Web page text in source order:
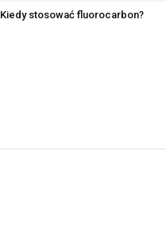
Kiedy stosować fluorocarbon?